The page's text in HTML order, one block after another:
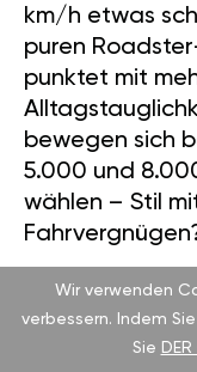
km/h etwas
puren
punktet mit
bewegen sich
5.000 und
wählen – Stil
Wir verwenden
verbessern. Indem
Sie